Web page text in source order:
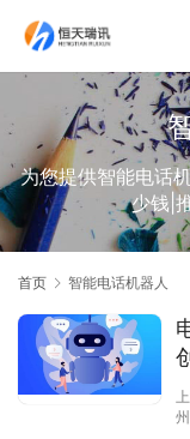
为您提供智能电话
少钱|
首页 智能电话机器人
州